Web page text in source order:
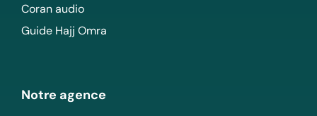
Coran audio
Guide Hajj Omra
Notre agence